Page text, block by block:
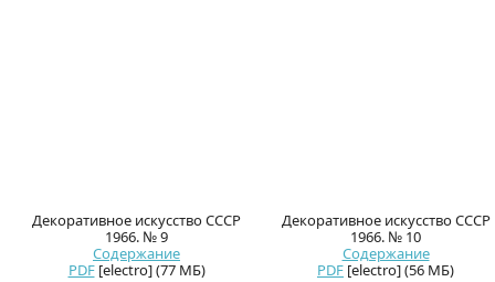
Декоративное искусство СССР
1966. № 9
Содержание
PDF[electro] (77 МБ)
Декоративное искусство СССР
1966. № 10
Содержание
PDF [electro] (56 МБ)